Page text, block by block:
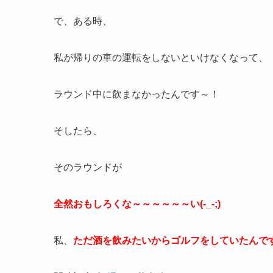
で、ある時、
私が帰りの車の運転をしないといけなくなって、
ラウンド中に飲まなかったんです～！
そしたら、
そのラウンドが
全然おもしろくな～～～～～～い(-_-;)
私、 ただ酒を飲みたいからゴルフをしていたんで